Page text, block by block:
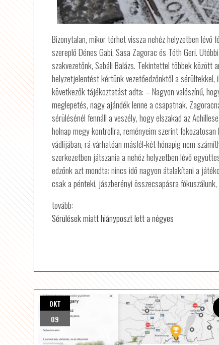
Bizonytalan, mikor térhet vissza nehéz helyzetben
szereplő Dénes Gabi, Sasa Zagorac és Tóth Geri.
szakvezetőnk, Sabáli Balázs. Tekintettel többek között
helyzetjelentést kértünk vezetőedzőnktől a
következők tájékoztatást adta: – Nagyon valószínű,
meglepetés, nagy ajándék lenne a csapatnak.
sérülésénél fennáll a veszély, hogy elszakad az
holnap megy kontrollra, reményeim szerint
vádlijában, rá várhatóan másfél-két hónapig nem
szerkezetben játszania a nehéz helyzetben lévő
edzőnk azt mondta: nincs idő nagyon átalakítani a
csak a pénteki, jászberényi összecsapásra
tovább:
Sérülések miatt hiányposzt lett a négyes
OKT
09